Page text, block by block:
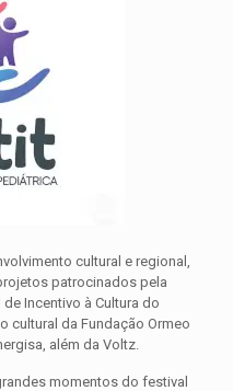
cultural e regional,
patrocinados pela
Incentivo à Cultura do
cultural da Fundação Ormeo
além da Voltz.
momentos do festival